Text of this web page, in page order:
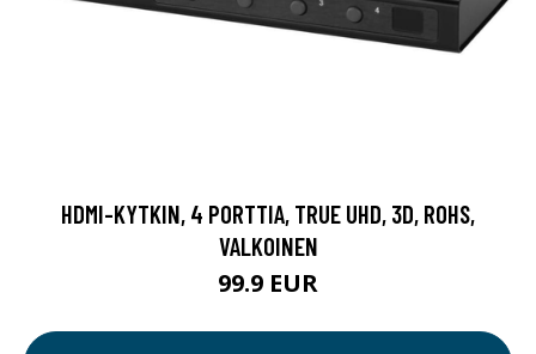
HDMI-KYTKIN, 4 PORTTIA, TRUE UHD, 3D, ROHS,
VALKOINEN
99.9 EUR